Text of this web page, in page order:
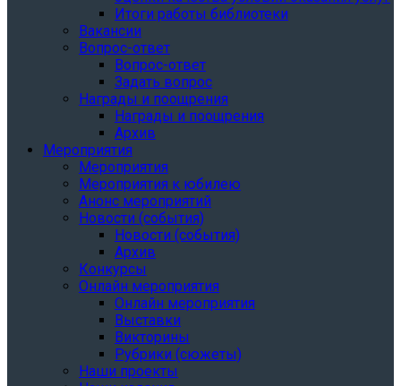
Итоги работы библиотеки
Вакансии
Вопрос-ответ
Вопрос-ответ
Задать вопрос
Награды и поощрения
Награды и поощрения
Архив
Мероприятия
Мероприятия
Мероприятия к юбилею
Анонс мероприятий
Новости (события)
Новости (события)
Архив
Конкурсы
Онлайн мероприятия
Онлайн мероприятия
Выставки
Викторины
Рубрики (сюжеты)
Наши проекты